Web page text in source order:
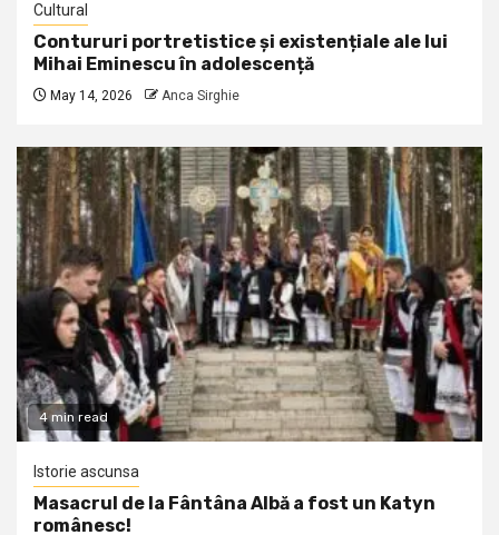
Cultural
Contururi portretistice și existențiale ale lui
Mihai Eminescu în adolescență
May 14, 2026 Anca Sirghie
4 min read
Istorie ascunsa
Masacrul de la Fântâna Albă a fost un Katyn
românesc!